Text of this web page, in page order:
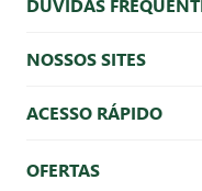
DÚVIDAS
NOSSOS SITES
ACESSO RÁPIDO
OFERTAS